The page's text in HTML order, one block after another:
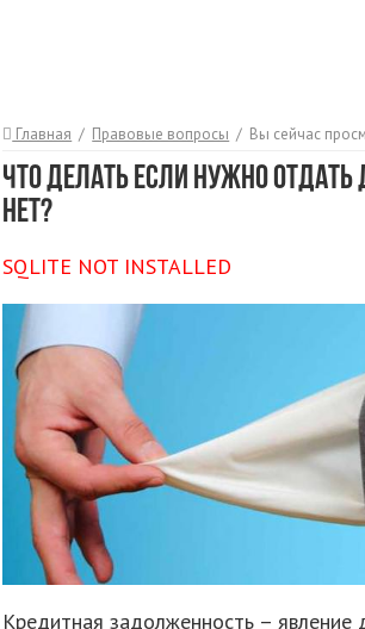
Главная / Правовые вопросы / Вы сейчас
Что делать если нужно отдать
нет?
SQLITE NOT INSTALLED
Кредитная задолженность – явление